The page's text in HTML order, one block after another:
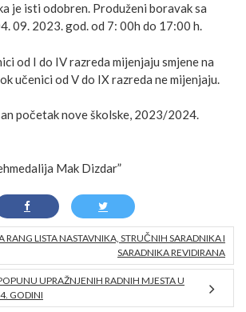
je isti odobren. Produženi boravak sa
09. 2023. god. od 7: 00h do 17:00 h.
od I do IV razreda mijenjaju smjene na
učenici od V do IX razreda ne mijenjaju.
početak nove školske, 2023/2024.
Mak Dizdar”
RANG LISTA NASTAVNIKA, STRUČNIH SARADNIKA I
SARADNIKA REVIDIRANA
UPRAŽNJENIH RADNIH MJESTA U
GODINI